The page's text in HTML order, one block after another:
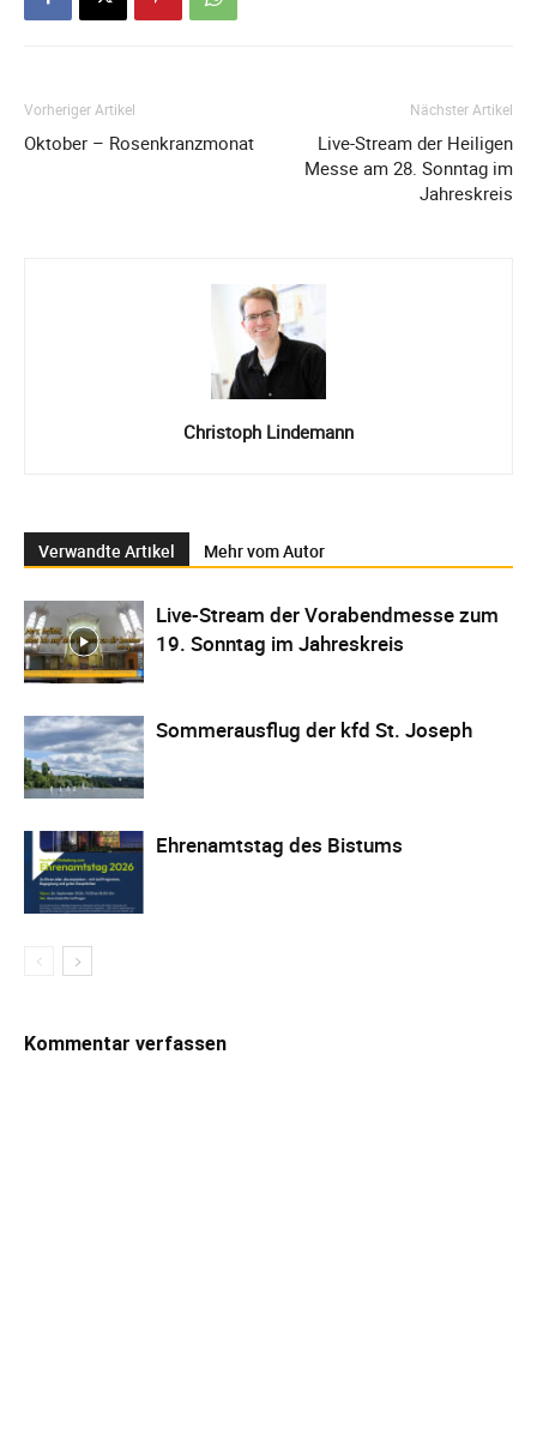
Vorheriger Artikel
Oktober – Rosenkranzmonat
Nächster Artikel
Live-Stream der Heiligen
Messe am 28. Sonntag im
Jahreskreis
Christoph Lindemann
Verwandte Artikel Mehr vom Autor
Live-Stream der Vorabendmesse zum
19. Sonntag im Jahreskreis
Sommerausflug der kfd St. Joseph
Ehrenamtstag des Bistums
Kommentar verfassen